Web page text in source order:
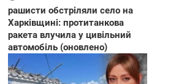
рашисти обстріляли село на
Харківщині: протитанкова
ракета влучила у цивільний
автомобіль (оновлено)